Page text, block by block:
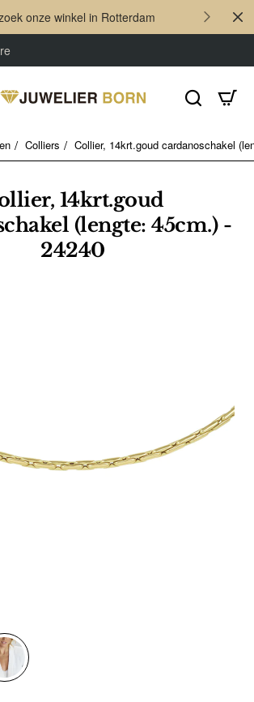
onze winkel in Rotterdam
14krt.goud
(lengte: 45cm.) -
24240
Colliers Collier, 14krt.goud cardanoschakel